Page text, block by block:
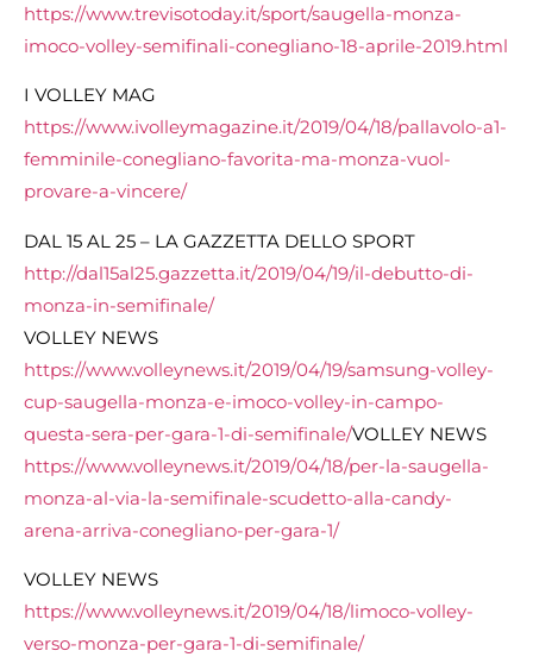
https://www.trevisotoday.it/sport/saugella-monza-
imoco-volley-semifinali-conegliano-18-aprile-2019.html
I VOLLEY MAG
https://www.ivolleymagazine.it/2019/04/18/pallavolo-a1-
femminile-conegliano-favorita-ma-monza-vuol-
provare-a-vincere/
DAL 15 AL 25 – LA GAZZETTA DELLO SPORT
http://dal15al25.gazzetta.it/2019/04/19/il-debutto-di-
monza-in-semifinale/
VOLLEY NEWS
https://www.volleynews.it/2019/04/19/samsung-volley-
cup-saugella-monza-e-imoco-volley-in-campo-
questa-sera-per-gara-1-di-semifinale/VOLLEY NEWS
https://www.volleynews.it/2019/04/18/per-la-saugella-
monza-al-via-la-semifinale-scudetto-alla-candy-
arena-arriva-conegliano-per-gara-1/
VOLLEY NEWS
https://www.volleynews.it/2019/04/18/limoco-volley-
verso-monza-per-gara-1-di-semifinale/